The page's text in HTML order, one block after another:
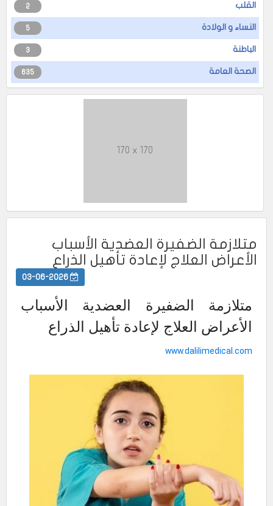
القلب 2
النساء و الولادة 5
الباطنة 3
الصحة العامة 635
170 x 170
متلازمة الضفيرة العضدية الأسباب
الأعراض العلاج لإعادة تأهيل الذراع
متلازمة الضفيرة العضدية الأسباب
الأعراض العلاج لإعادة تأهيل الذراع
www.dalilimedical.com